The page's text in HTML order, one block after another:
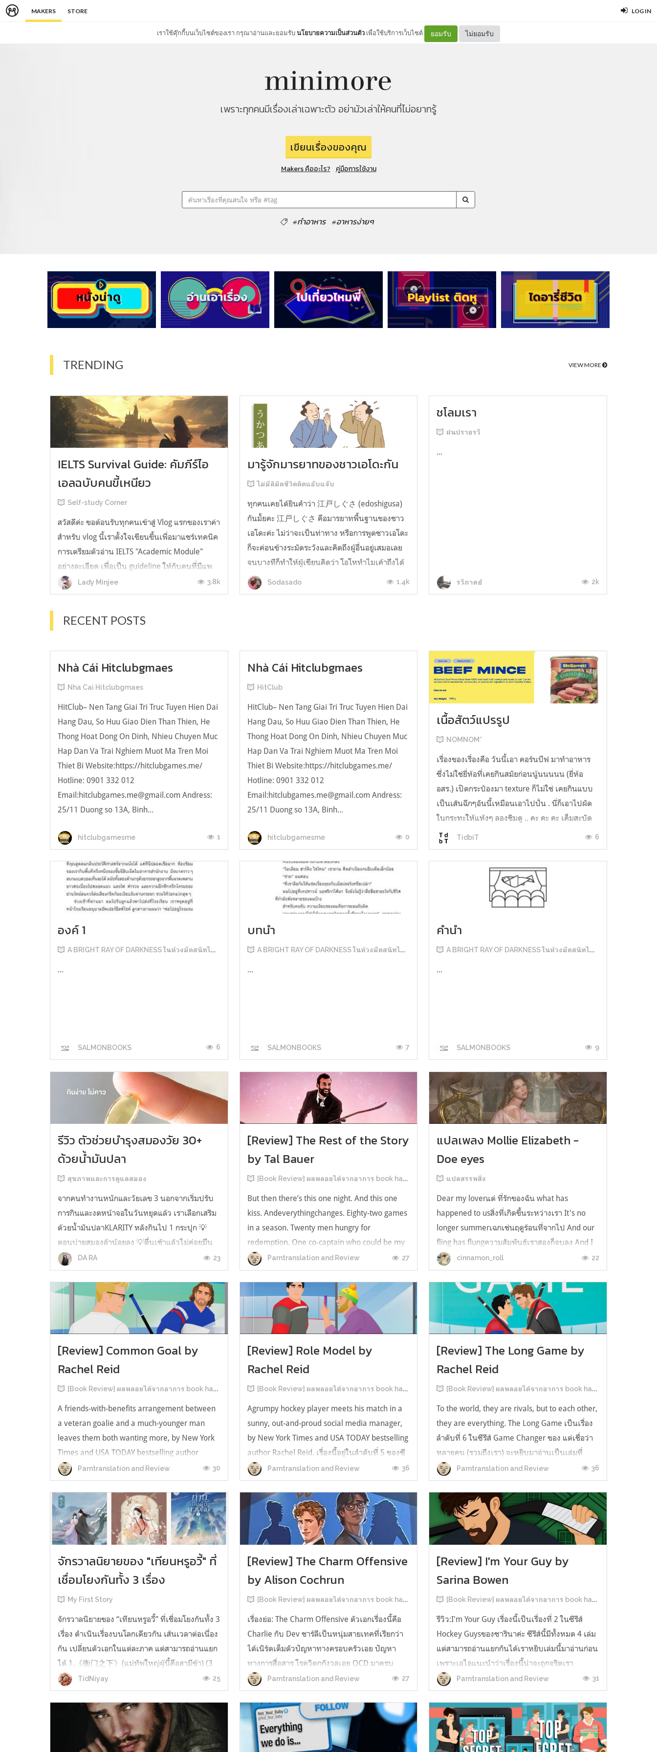
MAKERS STORE LOG IN
เราใช้คุ๊กกี้บนเว็บไซต์ของเรา กรุณาอ่านและยอมรับนโยบายความเป็นส่วนตัว เพื่อใช้บริการเว็บไซต์ ยอมรับ ไม่ยอมรับ
เพราะทุกคนมีเรื่องเล่าเฉพาะตัว อย่ามัวเล่าให้คนที่ไม่อยากรู้
เขียนเรื่องของคุณ
Makers คืออะไร? คู่มือการใช้งาน
#ทำอาหาร #อาหารง่ายๆ
TRENDING VIEW MORE
IELTS Survival Guide: คัมภีร์ไอ
เอลฉบับคนขี้เหนียว
Self-study Corner
สวัสดีค่ะ ขอต้อนรับทุกคนเข้าสู่ Vlog แรกของเราค่า
สำหรับ vlog นี้เราตั้งใจเขียนขึ้นเพื่อมาแชร์เทคนิค
การเตรียมตัวอ่าน IELTS "Academic Module"
อย่างละเอียด เพื่อเป็น guideline ให้กับคนที่มีแพ
ลนจะสอบแต่ไม่รู้ต้องเริ่มตรงไหน หรืออยากจะได้
ข้อมูลเพิ่มเติมมาเสริมความมั่นใจจากที่ตัวเองเรียน
Lady Minjee 3.8k
มารู้จักมารยาทของชาวเอโดะกัน
ไม่มีลิมิตชีวิตติดแอ๊บแจ๊บ
ทุกคนเคยได้ยินคำว่า 江戸しぐさ (edoshigusa)
กันมั้ยคะ 江戸しぐさ คือมารยาทพื้นฐานของชาว
เอโดะค่ะ ไม่ว่าจะเป็นท่าทาง หรือการพูดชาวเอโดะ
ก็จะค่อนข้างระมัดระวังและคิดถึงผู้อื่นอยู่เสมอเลย
จนบางทีก็ทำให้ผู้เขียนคิดว่า โอโหทำไมเค้าถึงได้
คิดถึงคนอื่นได้ขนาดนี้นะอยากรู้มั้ยคะว่าชาวเอโดะ
มารยาทดีขนาดไหน มาลองอ่านกันได้เ...
Sodasado 1.4k
ชโลมเรา
ฝนปรายรวี
...
รวีภาคย์ 2k
RECENT POSTS
Nhà Cái Hitclubgmaes
Nha Cai Hitclubgmaes
HitClub– Nen Tang Giai Tri Truc Tuyen Hien Dai
Hang Dau, So Huu Giao Dien Than Thien, He
Thong Hoat Dong On Dinh, Nhieu Chuyen Muc
Hap Dan Va Trai Nghiem Muot Ma Tren Moi
Thiet Bi Website:https://hitclubgames.me/
Hotline: 0901 332 012
Email:hitclubgames.me@gmail.com Andress:
25/11 Duong so 13A, Binh...
hitclubgamesme 1
Nhà Cái Hitclubgmaes
HitClub
HitClub– Nen Tang Giai Tri Truc Tuyen Hien Dai
Hang Dau, So Huu Giao Dien Than Thien, He
Thong Hoat Dong On Dinh, Nhieu Chuyen Muc
Hap Dan Va Trai Nghiem Muot Ma Tren Moi
Thiet Bi Website:https://hitclubgames.me/
Hotline: 0901 332 012
Email:hitclubgames.me@gmail.com Andress:
25/11 Duong so 13A, Binh...
hitclubgamesme 0
เนื้อสัตว์แปรรูป
NOMNOM*
เรื่องของเรื่องคือ วันนี้เอา คอร์นบีฟ มาทำอาหาร
ซึ่งไม่ใช่ยี่ห้อที่เคยกินสมัยก่อนนู้นนนนน (ยี่ห้อ
อสร.) เปิดกระป๋องมา texture ก็ไม่ใช่ เคยกินแบบ
เป็นเส้นฉีกๆอันนี้เหมือนเอาไปปั่น . นี่ก็เอาไปผัด
ในกระทะให้แห้งๆ ลองชิมดู .. คะ คะ คะ เค็มสะบัด
O o" ... แบบใช้โควต้ากินโซเดียมทั้งสัปดาห์
ต้องหาผักนึ่ง ...
TidbiT 6
องค์ 1
A BRIGHT RAY OF DARKNESS ในห้วงมืดสนิทไม่มิดแสง
...
SALMONBOOKS 6
บทนำ
A BRIGHT RAY OF DARKNESS ในห้วงมืดสนิทไม่มิดแสง
...
SALMONBOOKS 7
คำนำ
A BRIGHT RAY OF DARKNESS ในห้วงมืดสนิทไม่มิดแสง
...
SALMONBOOKS 9
รีวิว ตัวช่วยบำรุงสมองวัย 30+
ด้วยน้ำมันปลา
สุขภาพและการดูแลสมอง
จากคนทำงานหนักและวัยเลข 3 นอกจากเริ่มปรับ
การกินและงดหน้าจอในวันหยุดแล้ว เราเลือกเสริม
ด้วยน้ำมันปลาKLARITY หลังกินไป 1 กระปุก 💡
ตอนบ่ายสมองล้าน้อยลง 💡ตื่นเช้าแล้วไม่ค่อยมึน
หัว 💡ไอเดียไม่ตัน ยิ่งทำงานสาย Content แนะนำ
ว่าควรมี ชอบตรงที่ไม่มีกลิ่นคาวเลย กินง่ายสุด
ตั้งแต่เคยกินน้ำมันปลามาเลย ใครที่เคยกิ...
DA RA 23
[Review] The Rest of the Story
by Tal Bauer
[Book Review] ผลพลอยได้จากอาการ book hangover หลังอ่านสารพัน MM Romance
But then there’s this one night. And this one
kiss. Andeverythingchanges. Eighty-two games
in a season. Twenty men hungry for
redemption. One co-captain who could be my
forever. This is the rest of the story. หลังอ่าน
แบบฟีลกู้ดติดๆ กันแล้ว เลยอยากได้ความแสบ
ทรวงในชีวิตบ้าง (หาเรื่อง!) เล่มนี้คู่หูเอ...
Parntranslation and Review 27
แปลเพลง Mollie Elizabeth -
Doe eyes
แปลสรรพสิ่ง
Dear my loverแด่ ที่รักของฉัน what has
happened to usสิ่งที่เกิดขึ้นระหว่างเรา It's no
longer summerเฉกเช่นฤดูร้อนที่จากไป And our
fling has flungความสัมพันธ์เราสองก็จบลง And I
still spin your recordsแต่ฉันยังเล่นเพลงโปรดของ
คุณบนแผ่นเสียงไวนิล And You still feel like
homeในใจฉัน ตัวตนคุณก็ยังอบอ...
cinnamon_roll 22
[Review] Common Goal by
Rachel Reid
[Book Review] ผลพลอยได้จากอาการ book hangover หลังอ่านสารพัน MM Romance
A friends-with-benefits arrangement between
a veteran goalie and a much-younger man
leaves them both wanting more, by New York
Times and USA TODAY bestselling author
Rachel Reid. เป็นเรื่องลำดับที่ 4ในซีรีส์ Game
Changer และเป็นเล่มที่ 4 ที่เราหยิบมาอ่าน ใน
ที่สุดลำดับเรื่องกับลำดับที่หยิบอ่านก็ตรงกั...
Parntranslation and Review 30
[Review] Role Model by
Rachel Reid
[Book Review] ผลพลอยได้จากอาการ book hangover หลังอ่านสารพัน MM Romance
Agrumpy hockey player meets his match in a
sunny, out-and-proud social media manager,
by New York Times and USA TODAY bestselling
author Rachel Reid. เรื่องนี้อยู่ในลำดับที่ 5 ของซี
รีส์ Game Changer แต่เป็นเรื่องที่ 3 ที่เราหยิบมา
อ่าน เพราะเห็นว่าเป็นเรื่องในไทม์ไลน์เดียวกันกับ
TheLong Game ประกอบกั...
Parntranslation and Review 36
[Review] The Long Game by
Rachel Reid
[Book Review] ผลพลอยได้จากอาการ book hangover หลังอ่านสารพัน MM Romance
To the world, they are rivals, but to each other,
they are everything. The Long Game เป็นเรื่อง
ลำดับที่ 6 ในซีรีส์ Game Changer ของ แต่เชื่อว่า
หลายคน (รวมถึงเรา) จะหยิบมาอ่านเป็นเล่มที่
2หลังจากอ่าน Heated Rivalry มา555 เรื่องย่อ:
The Long Game เล่ม Long Game นี่จะเป็น
ประมาณ2 ปีหลังจาก HR จะดำเนินเ...
Parntranslation and Review 36
จักรวาลนิยายของ "เทียนหรูอวี้" ที่
เชื่อมโยงกันทั้ง 3 เรื่อง
My First Story
จักรวาลนิยายของ “เทียนหรูอวี้” ที่เชื่อมโยงกันทั้ง 3
เรื่อง ดำเนินเรื่องบนโลกเดียวกัน เส้นเวลาต่อเนื่อง
กัน เปลี่ยนตัวเอกในแต่ละภาค แต่สามารถอ่านแยก
ได้ 1.《衡门之下》(แม่ทัพใหญ่ผู้นี้คือสามีข้า) (3
เล่มจบ) เป็นเรื่องที่เกิดก่อน เล่าเรื่องของ ฝูถิง กับ
หลี่ชีฉือ ที่ต้องแต่งงานกันก่อนจะใช้ชีวิตห่างไกล
TidNiyay 25
[Review] The Charm Offensive
by Alison Cochrun
[Book Review] ผลพลอยได้จากอาการ book hangover หลังอ่านสารพัน MM Romance
เรื่องย่อ: The Charm Offensive ตัวเอกเรื่องนี้คือ
Charlie กับ Dev ชาร์ลีเป็นหนุ่มสายเทคที่เรียกว่า
ได้เนิร์ดเต็มตัวปัญหาทางครอบครัวเอย ปัญหา
ทางการสื่อสาร โรควิตกกังวลเอย OCD มาครบ
เรียกได้ว่าครบองค์ประกอบความโอตะ เขาทั้งไม่
เชื่อในรักแท้ ไม่เคยมีความสัมพันธ์ในเชิงโรแมนติก
กับใคร หรืออาจเรียกว่าไม่เคยรู...
Parntranslation and Review 27
[Review] I'm Your Guy by
Sarina Bowen
[Book Review] ผลพลอยได้จากอาการ book hangover หลังอ่านสารพัน MM Romance
รีวิว:I'm Your Guy เรื่องนี้เป็นเรื่องที่ 2 ในซีรีส์
Hockey Guysของซารินาค่ะ ซีรีส์นี้มีทั้งหมด 4 เล่ม
แต่สามารถอ่านแยกกันได้เราหยิบเล่มนี้มาอ่านก่อน
เพราะเอไอแนะนำว่าเรื่องนี้น่าจะถูกจริตเรา
มากกว่า555 เรื่องนี้เป็นเรื่องราวของ TOMMASO
นักกีฬาฮอกกี้ NHL กับ Carter มัณฑนากรมือฉมัง
ทอมมาโซเพิ่งโดนเทร...
Parntranslation and Review 31